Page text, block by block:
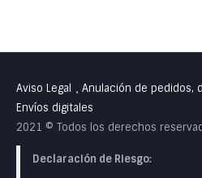
Aviso Legal • Anulación de pedidos,
Envíos digitales
2021 © Todos los derechos
Declaración de Riesgo: